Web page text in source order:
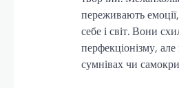
переживають
себе і світ. Вони
перфекціонізму,
сумнівах чи